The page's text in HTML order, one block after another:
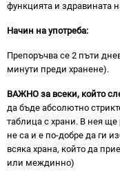
функцията и здравината
Начин на употреба:
Препоръчва се 2 пъти
минути преди хранене).
ВАЖНО за всеки, който
да бъде абсолютно
таблица с храни. В нея ще
не са и е по-добре да ги
всяка храна, който да
или междинно)